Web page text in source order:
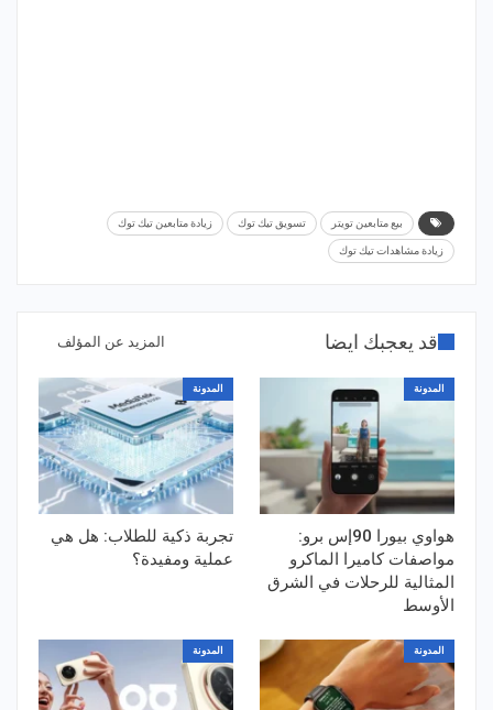
بيع متابعين تويتر تسويق تيك توك زيادة متابعين تيك توك
زيادة مشاهدات تيك توك
قد يعجبك ايضا المزيد عن المؤلف
المدونة
هواوي بيورا 90إس برو:
مواصفات كاميرا الماكرو
المثالية للرحلات في الشرق
الأوسط
المدونة
تجربة ذكية للطلاب: هل هي
عملية ومفيدة؟
المدونة المدونة